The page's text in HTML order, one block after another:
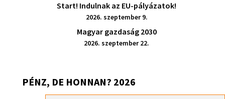
Start! Indulnak az EU-pályázatok!
2026. szeptember 9.
Magyar gazdaság 2030
2026. szeptember 22.
PÉNZ, DE HONNAN? 2026